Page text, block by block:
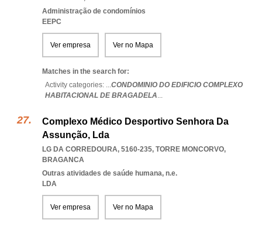
Administração de condomínios
EEPC
Ver empresa Ver no Mapa
Matches in the search for:
Activity categories: ...CONDOMINIO DO EDIFICIO COMPLEXO
HABITACIONAL DE BRAGADELA...
Complexo Médico Desportivo Senhora Da
Assunção, Lda
LG DA CORREDOURA, 5160-235, TORRE MONCORVO,
BRAGANCA
Outras atividades de saúde humana, n.e.
LDA
Ver empresa Ver no Mapa